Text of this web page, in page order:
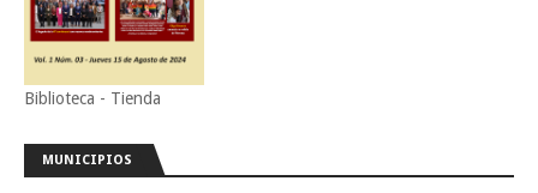
Biblioteca - Tienda
MUNICIPIOS